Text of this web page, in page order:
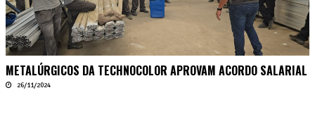
METALÚRGICOS DA TECHNOCOLOR APROVAM ACORDO SALARIAL
26/11/2024